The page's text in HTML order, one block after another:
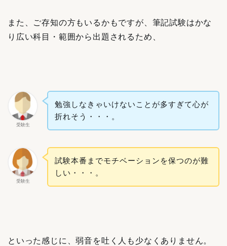
また、ご存知の方もいるかもですが、筆記試験はかな
り広い科目・範囲から出題されるため、
受験生
勉強しなきゃいけないことが多すぎて心が
折れそう・・・。
受験生
試験本番までモチベーションを保つのが難
しい・・・。
といった感じに、弱音を吐く人も少なくありません。